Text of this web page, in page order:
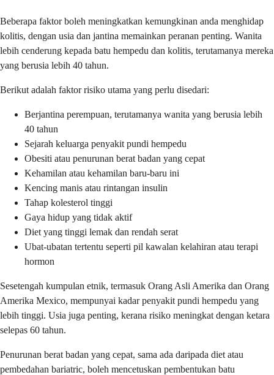
Beberapa faktor boleh meningkatkan kemungkinan anda menghidap
kolitis, dengan usia dan jantina memainkan peranan penting. Wanita
lebih cenderung kepada batu hempedu dan kolitis, terutamanya mereka
yang berusia lebih 40 tahun.
Berikut adalah faktor risiko utama yang perlu disedari:
Berjantina perempuan, terutamanya wanita yang berusia lebih
40 tahun
Sejarah keluarga penyakit pundi hempedu
Obesiti atau penurunan berat badan yang cepat
Kehamilan atau kehamilan baru-baru ini
Kencing manis atau rintangan insulin
Tahap kolesterol tinggi
Gaya hidup yang tidak aktif
Diet yang tinggi lemak dan rendah serat
Ubat-ubatan tertentu seperti pil kawalan kelahiran atau terapi
hormon
Sesetengah kumpulan etnik, termasuk Orang Asli Amerika dan Orang
Amerika Mexico, mempunyai kadar penyakit pundi hempedu yang
lebih tinggi. Usia juga penting, kerana risiko meningkat dengan ketara
selepas 60 tahun.
Penurunan berat badan yang cepat, sama ada daripada diet atau
pembedahan bariatric, boleh mencetuskan pembentukan batu